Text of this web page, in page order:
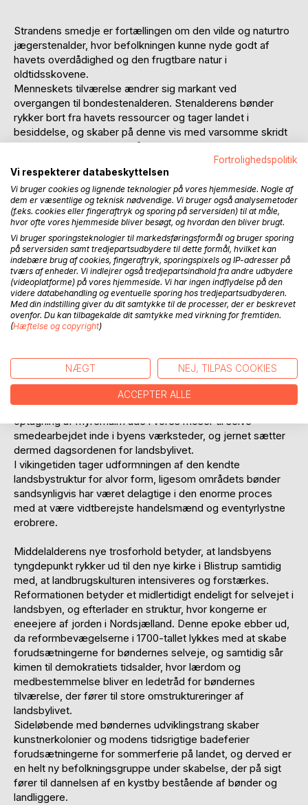
Strandens smedje er fortællingen om den vilde og naturtro
jægerstenalder, hvor befolkningen kunne nyde godt af
havets overdådighed og den frugtbare natur i
oldtidsskovene.
Menneskets tilværelse ændrer sig markant ved
overgangen til bondestenalderen. Stenalderens bønder
rykker bort fra havets ressourcer og tager landet i
besiddelse, og skaber på denne vis med varsomme skridt
forudsætningerne for områdets landbrugskultur og det
I bronzealderen opstår et udpræget behov for at synliggøre
territoriet, hvilket kommer til udtryk ved opførelsen af
prægtige kæmpehøje, der endnu troner oppe på
højderyggen af byen. På denne vis har
bronzealdermenneskerne bundet de indenlandske
bosættelser sammen med et nyvundent liv på havet, hvor
de store bronzealderskibe kunne fragte mennesker og
varer vidt omkring.
Den efterfølgende jernalder fremstår til sammenligning
med den strålende bronzealder som en kold og regnfuld
som en følge af de krige og magtkampe, der præger store
dele af Europa på denne tid. Det hårde jern finder
anvendelse som det foretrukne metal, og dette betød, at vi
på vores egn kunne deltage i udvindingsprocessen, helt fra
optagning af myremalm ude i vores moser til selve
smedearbejdet inde i byens værksteder, og jernet sætter
dermed dagsordenen for landsbylivet.
I vikingetiden tager udformningen af den kendte
landsbystruktur for alvor form, ligesom områdets bønder
sandsynligvis har været delagtige i den enorme proces
med at være vidtberejste handelsmænd og eventyrlystne
erobrere.
Middelalderens nye trosforhold betyder, at landsbyens
tyngdepunkt rykker ud til den nye kirke i Blistrup samtidig
med, at landbrugskulturen intensiveres og forstærkes.
Reformationen betyder et midlertidigt endeligt for selvejet i
landsbyen, og efterlader en struktur, hvor kongerne er
eneejere af jorden i Nordsjælland. Denne epoke ebber ud,
da reformbevægelserne i 1700-tallet lykkes med at skabe
forudsætningerne for bøndernes selveje, og samtidig sår
kimen til demokratiets tidsalder, hvor lærdom og
medbestemmelse bliver en ledetråd for bøndernes
tilværelse, der fører til store omstruktureringer af
landsbylivet.
Sideløbende med bøndernes udviklingstrang skaber
kunstnerkolonier og modens tidsrigtige badeferier
forudsætningerne for sommerferie på landet, og derved er
en helt ny befolkningsgruppe under skabelse, der på sigt
fører til dannelsen af en kystby bestående af bønder og
landliggere.
Fortrolighedspolitik
Vi respekterer databeskyttelsen
Vi bruger cookies og lignende teknologier på vores hjemmeside. Nogle af
dem er væsentlige og teknisk nødvendige. Vi bruger også analysemetoder
(f.eks. cookies eller fingeraftryk og sporing på serversiden) til at måle,
hvor ofte vores hjemmeside bliver besøgt, og hvordan den bliver brugt.
Vi bruger sporingsteknologier til markedsføringsformål og bruger sporing
på serversiden samt tredjepartsudbydere til dette formål, hvilket kan
indebære brug af cookies, fingeraftryk, sporingspixels og IP-adresser på
tværs af enheder. Vi indlejrer også tredjepartsindhold fra andre udbydere
(videoplatforme) på vores hjemmeside. Vi har ingen indflydelse på den
videre databehandling og eventuelle sporing hos tredjepartsudbyderen.
Med din indstilling giver du dit samtykke til de processer, der er beskrevet
ovenfor. Du kan tilbagekalde dit samtykke med virkning for fremtiden.
(Hæftelse og copyright)
NÆGT NEJ, TILPAS COOKIES
ACCEPTER ALLE